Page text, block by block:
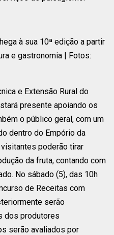
à sua 10ª edição a partir
e gastronomia | Fotos:
e Extensão Rural do
presente apoiando os
o público geral, com um
dentro do Empório da
poderão tirar
da fruta, contando com
No sábado (5), das 10h
de Receitas com
serão
dos produtores
serão avaliados por